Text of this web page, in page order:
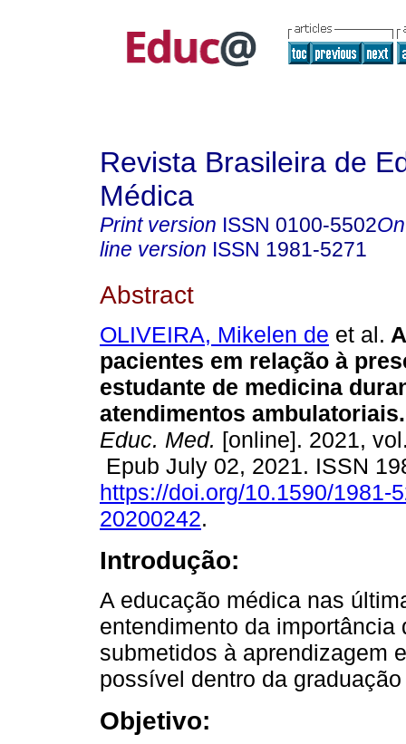
Revista Brasileira de
Médica
Print version ISSN 0100-5502
line version ISSN 1981-5271
Abstract
OLIVEIRA, Mikelen de et al.
pacientes em relação à
estudante de medicina
atendimentos ambulatoriais.
Educ. Med. [online]. 2021,
Epub July 02, 2021. ISSN
https://doi.org/10.1590/1981-
20200242.
Introdução:
A educação médica nas
entendimento da
submetidos à aprendizagem
possível dentro da
Objetivo: